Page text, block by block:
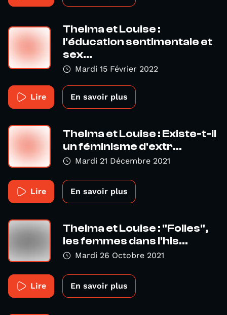
Thelma et Louise :
l'éducation sentimentale et
sex...
Mardi 15 Février 2022
Lire En savoir plus
Thelma et Louise : Existe-t-il
un féminisme d'extr...
Mardi 21 Décembre 2021
Lire En savoir plus
Thelma et Louise : "Folles",
les femmes dans l'his...
Mardi 26 Octobre 2021
Lire En savoir plus